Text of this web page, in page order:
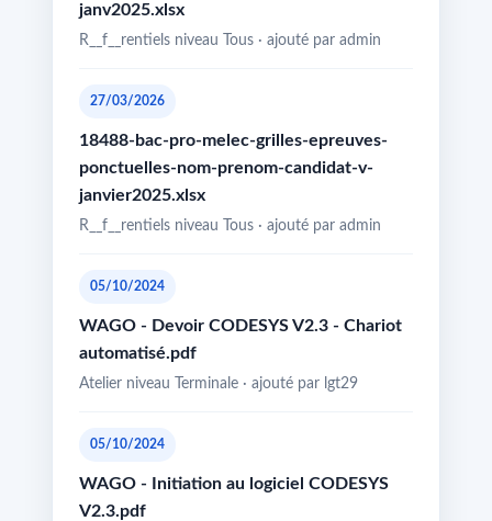
janv2025.xlsx
R__f__rentiels niveau Tous · ajouté par admin
27/03/2026
18488-bac-pro-melec-grilles-epreuves-
ponctuelles-nom-prenom-candidat-v-
janvier2025.xlsx
R__f__rentiels niveau Tous · ajouté par admin
05/10/2024
WAGO - Devoir CODESYS V2.3 - Chariot
automatisé.pdf
Atelier niveau Terminale · ajouté par lgt29
05/10/2024
WAGO - Initiation au logiciel CODESYS
V2.3.pdf